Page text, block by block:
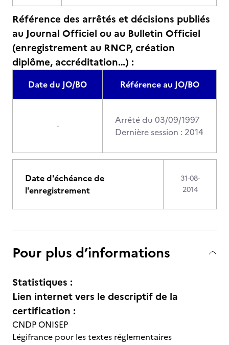
Référence des arrêtés et décisions publiés
au Journal Officiel ou au Bulletin Officiel
(enregistrement au RNCP, création
diplôme, accréditation…) :
Date du JO/BO Référence au JO/BO
-
Arrêté du 03/09/1997
Dernière session : 2014
Date d'échéance de
l'enregistrement
31-08-
2014
Pour plus d’informations
Statistiques :
Lien internet vers le descriptif de la
certification :
CNDP ONISEP
Légifrance pour les textes réglementaires